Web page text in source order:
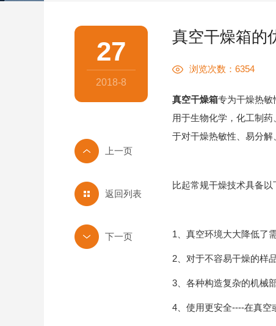
真空干燥箱的
浏览次数：6354
真空干燥箱专为干燥热敏
用于生物化学，化工制
于对干燥热敏性、易分解
比起常规干燥技术具备以
1、真空环境大大降低了
2、对于不容易干燥的样
3、各种构造复杂的机械
4、使用更安全----在真空
27
2018-8
返回列表